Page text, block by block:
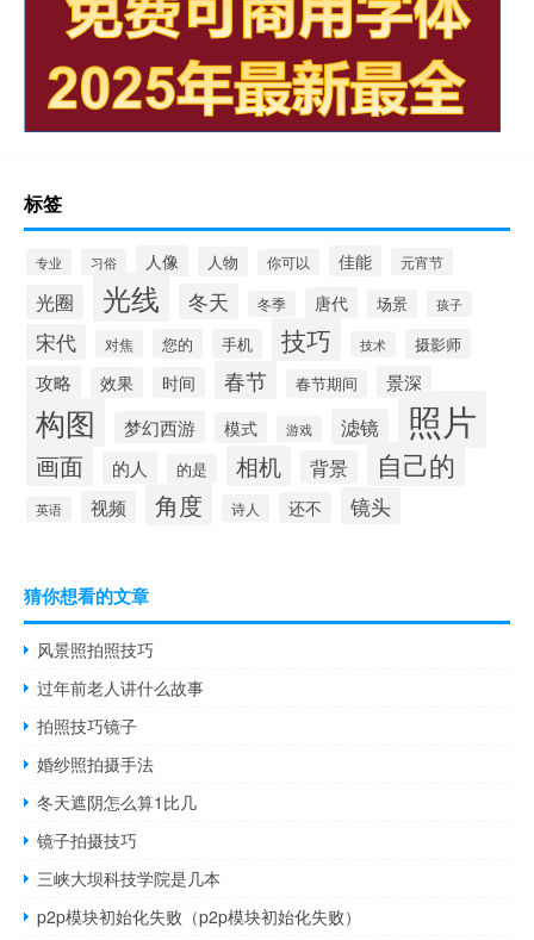
标签
专业 习俗 人像 人物 你可以 佳能 元宵节
光圈 光线 冬天 冬季 唐代 场景 孩子
宋代 对焦 您的 手机 技巧 技术 摄影师
攻略 效果 时间 春节 春节期间 景深
构图 梦幻西游 模式 游戏 滤镜 照片
画面 的人 的是 相机 背景 自己的
英语 视频 角度 诗人 还不 镜头
猜你想看的文章
风景照拍照技巧
过年前老人讲什么故事
拍照技巧镜子
婚纱照拍摄手法
冬天遮阴怎么算1比几
镜子拍摄技巧
三峡大坝科技学院是几本
p2p模块初始化失败（p2p模块初始化失败）